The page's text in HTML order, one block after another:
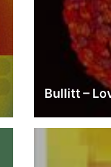
Bullitt –